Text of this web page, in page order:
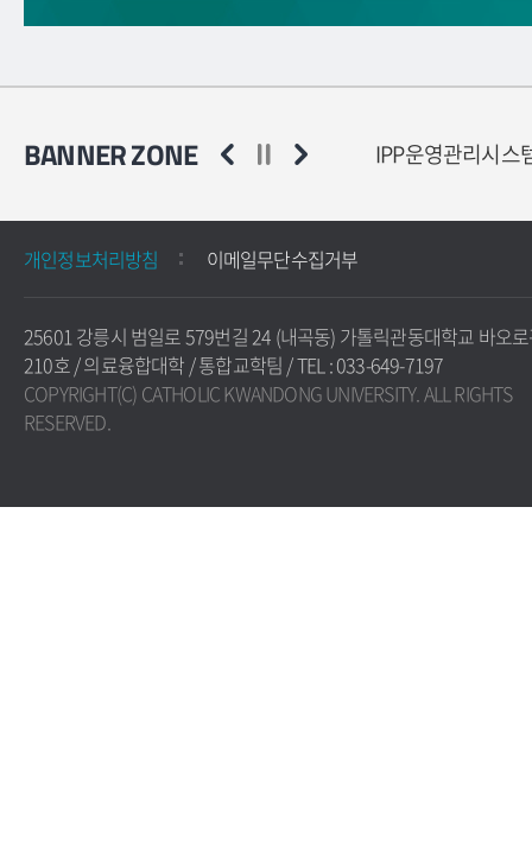
BANNER ZONE
금 학생상담센터 IPP운영관리시스
개인정보처리방침 이메일무단수집거부
25601 강릉시 범일로 579번길 24 (내곡동) 가톨릭관동대학교 바오
210호 / 의료융합대학 / 통합교학팀 / TEL : 033-649-7197
COPYRIGHT(C) CATHOLIC KWANDONG UNIVERSITY. ALL RIGHTS
RESERVED.